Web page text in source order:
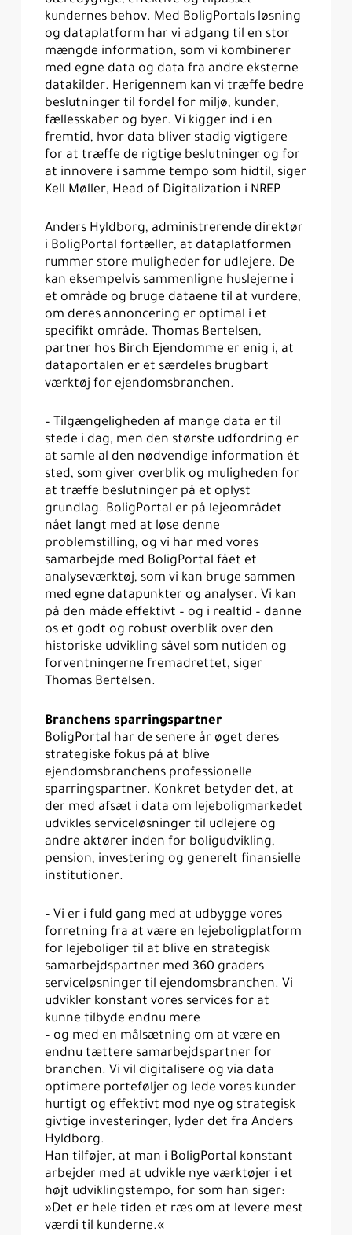
kundernes behov. Med BoligPortals løsning
og dataplatform har vi adgang til en stor
mængde information, som vi kombinerer
med egne data og data fra andre eksterne
datakilder. Herigennem kan vi træffe bedre
beslutninger til fordel for miljø, kunder,
fællesskaber og byer. Vi kigger ind i en
fremtid, hvor data bliver stadig vigtigere
for at træffe de rigtige beslutninger og for
at innovere i samme tempo som hidtil, siger
Kell Møller, Head of Digitalization i NREP
Anders Hyldborg, administrerende direktør
i BoligPortal fortæller, at dataplatformen
rummer store muligheder for udlejere. De
kan eksempelvis sammenligne huslejerne i
et område og bruge dataene til at vurdere,
om deres annoncering er optimal i et
specifikt område. Thomas Bertelsen,
partner hos Birch Ejendomme er enig i, at
dataportalen er et særdeles brugbart
værktøj for ejendomsbranchen.
– Tilgængeligheden af mange data er til
stede i dag, men den største udfordring er
at samle al den nødvendige information ét
sted, som giver overblik og muligheden for
at træffe beslutninger på et oplyst
grundlag. BoligPortal er på lejeområdet
nået langt med at løse denne
problemstilling, og vi har med vores
samarbejde med BoligPortal fået et
analyseværktøj, som vi kan bruge sammen
med egne datapunkter og analyser. Vi kan
på den måde effektivt – og i realtid – danne
os et godt og robust overblik over den
historiske udvikling såvel som nutiden og
forventningerne fremadrettet, siger
Thomas Bertelsen.
Branchens sparringspartner
BoligPortal har de senere år øget deres
strategiske fokus på at blive
ejendomsbranchens professionelle
sparringspartner. Konkret betyder det, at
der med afsæt i data om lejeboligmarkedet
udvikles serviceløsninger til udlejere og
andre aktører inden for boligudvikling,
pension, investering og generelt finansielle
institutioner.
– Vi er i fuld gang med at udbygge vores
forretning fra at være en lejeboligplatform
for lejeboliger til at blive en strategisk
samarbejdspartner med 360 graders
serviceløsninger til ejendomsbranchen. Vi
udvikler konstant vores services for at
kunne tilbyde endnu mere
– og med en målsætning om at være en
endnu tættere samarbejdspartner for
branchen. Vi vil digitalisere og via data
optimere porteføljer og lede vores kunder
hurtigt og effektivt mod nye og strategisk
givtige investeringer, lyder det fra Anders
Hyldborg.
Han tilføjer, at man i BoligPortal konstant
arbejder med at udvikle nye værktøjer i et
højt udviklingstempo, for som han siger:
»Det er hele tiden et ræs om at levere mest
værdi til kunderne.«